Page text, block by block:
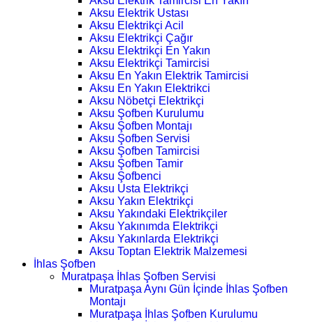
Aksu Elektrik Ustası
Aksu Elektrikçi Acil
Aksu Elektrikçi Çağır
Aksu Elektrikçi En Yakın
Aksu Elektrikçi Tamircisi
Aksu En Yakın Elektrik Tamircisi
Aksu En Yakın Elektrikci
Aksu Nöbetçi Elektrikçi
Aksu Şofben Kurulumu
Aksu Şofben Montajı
Aksu Şofben Servisi
Aksu Şofben Tamircisi
Aksu Şofben Tamir
Aksu Şofbenci
Aksu Usta Elektrikçi
Aksu Yakın Elektrikçi
Aksu Yakındaki Elektrikçiler
Aksu Yakınımda Elektrikçi
Aksu Yakınlarda Elektrikçi
Aksu Toptan Elektrik Malzemesi
İhlas Şofben
Muratpaşa İhlas Şofben Servisi
Muratpaşa Aynı Gün İçinde İhlas Şofben
Montajı
Muratpaşa İhlas Şofben Kurulumu